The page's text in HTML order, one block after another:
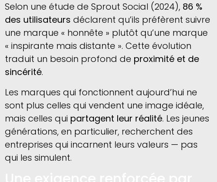
Selon une étude de Sprout Social (2024), 86 %
des utilisateurs déclarent qu’ils préfèrent suivre
une marque « honnête » plutôt qu’une marque
« inspirante mais distante ». Cette évolution
traduit un besoin profond de proximité et de
sincérité.
Les marques qui fonctionnent aujourd’hui ne
sont plus celles qui vendent une image idéale,
mais celles qui partagent leur réalité. Les jeunes
générations, en particulier, recherchent des
entreprises qui incarnent leurs valeurs — pas
qui les simulent.